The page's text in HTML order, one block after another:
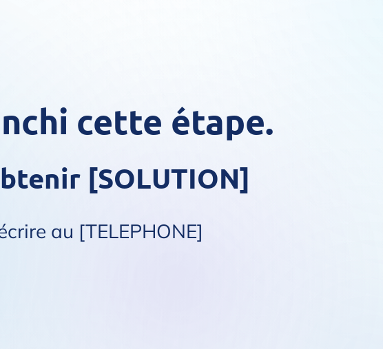
cette étape.
[SOLUTION]
au [TELEPHONE]